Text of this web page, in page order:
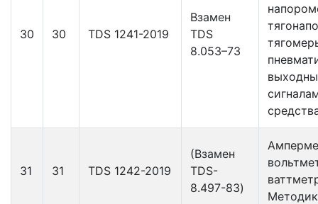
30 30 TDS 1241-2019
Взамен
TDS
8.053–73
31 31 TDS 1242-2019
(Взамен
TDS-
8.497-83)